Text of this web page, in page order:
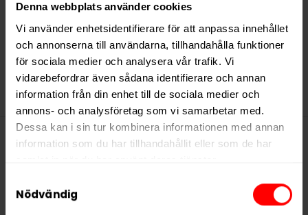
Denna webbplats använder cookies
Vi använder enhetsidentifierare för att anpassa innehållet
och annonserna till användarna, tillhandahålla funktioner
för sociala medier och analysera vår trafik. Vi
vidarebefordrar även sådana identifierare och annan
information från din enhet till de sociala medier och
annons- och analysföretag som vi samarbetar med.
Dessa kan i sin tur kombinera informationen med annan
information som du har tillhandahållit eller som de har
We work with
who may receive and
Nödvändig
KÖP
nikotin som är ett mycket
beroendeframkallande ämne.